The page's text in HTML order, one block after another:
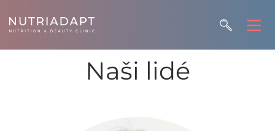
Naši lidé